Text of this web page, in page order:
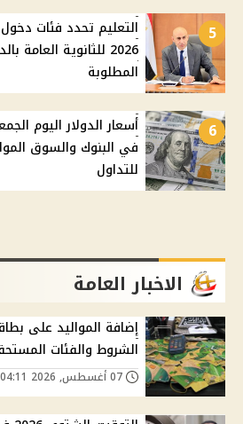
5
التعليم تحدد فئات دخول
2026 للثانوية
المطلوبة
6
في البنوك والسوق
للتداول
الاخبار العامة
الشروط والفئات